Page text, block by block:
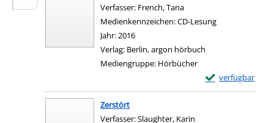
Verfasser: French, Tana
Medienkennzeichen:CD-Lesung
Jahr:2016
Verlag: Berlin, argon hörbuch
Mediengruppe: Hörbücher
verfügbar
Exemplar-Details
Zum Download
Zerstört
Verfasser:Slaughter, Karin